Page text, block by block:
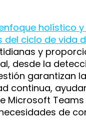
holístico
ciclo de vida
y
desde la
garantizan
continua,
Microsoft
de